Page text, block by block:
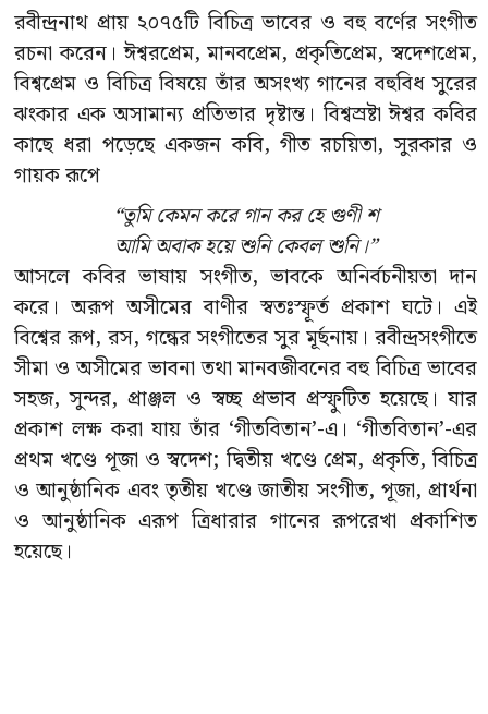
রবীন্দ্রনাথ প্রায় ২০৭৫টি বিচিত্র ভাবের ও বহু বর্ণের সংগীত
রচনা করেন। ঈশ্বরপ্রেম, মানবপ্রেম, প্রকৃতিপ্রেম, স্বদেশপ্রেম,
বিশ্বপ্রেম ও বিচিত্র বিষয়ে তাঁর অসংখ্য গানের বহুবিধ সুরের
ঝংকার এক অসামান্য প্রতিভার দৃষ্টান্ত। বিশ্বস্রষ্টা ঈশ্বর কবির
কাছে ধরা পড়েছে একজন কবি, গীত রচয়িতা, সুরকার ও
গায়ক রূপে
“তুমি কেমন করে গান কর হে গুণী শ
আমি অবাক হয়ে শুনি কেবল শুনি।”
আসলে কবির ভাষায় সংগীত, ভাবকে অনির্বচনীয়তা দান
করে। অরূপ অসীমের বাণীর স্বতঃস্ফূর্ত প্রকাশ ঘটে। এই
বিশ্বের রূপ, রস, গন্ধের সংগীতের সুর মূর্ছনায়। রবীন্দ্রসংগীতে
সীমা ও অসীমের ভাবনা তথা মানবজীবনের বহু বিচিত্র ভাবের
সহজ, সুন্দর, প্রাঞ্জল ও স্বচ্ছ প্রভাব প্রস্ফুটিত হয়েছে। যার
প্রকাশ লক্ষ করা যায় তাঁর ‘গীতবিতান’-এ। ‘গীতবিতান’-এর
প্রথম খণ্ডে পূজা ও স্বদেশ; দ্বিতীয় খণ্ডে প্রেম, প্রকৃতি, বিচিত্র
ও আনুষ্ঠানিক এবং তৃতীয় খণ্ডে জাতীয় সংগীত, পূজা, প্রার্থনা
ও আনুষ্ঠানিক এরূপ ত্রিধারার গানের রূপরেখা প্রকাশিত
হয়েছে।